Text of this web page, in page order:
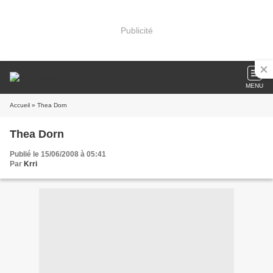
Publicité
MENU
Accueil » Thea Dorn
Thea Dorn
Publié le 15/06/2008 à 05:41
Par Krri